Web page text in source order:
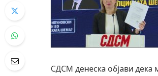
СДСМ денеска објави дека